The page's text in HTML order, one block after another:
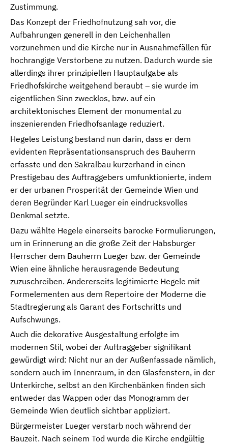
Zustimmung.
Das Konzept der Friedhofnutzung sah vor, die
Aufbahrungen generell in den Leichenhallen
vorzunehmen und die Kirche nur in Ausnahmefällen für
hochrangige Verstorbene zu nutzen. Dadurch wurde sie
allerdings ihrer prinzipiellen Hauptaufgabe als
Friedhofskirche weitgehend beraubt – sie wurde im
eigentlichen Sinn zwecklos, bzw. auf ein
architektonisches Element der monumental zu
inszenierenden Friedhofsanlage reduziert.
Hegeles Leistung bestand nun darin, dass er dem
evidenten Repräsentationsanspruch des Bauherrn
erfasste und den Sakralbau kurzerhand in einen
Prestigebau des Auftraggebers umfunktionierte, indem
er der urbanen Prosperität der Gemeinde Wien und
deren Begründer Karl Lueger ein eindrucksvolles
Denkmal setzte.
Dazu wählte Hegele einerseits barocke Formulierungen,
um in Erinnerung an die große Zeit der Habsburger
Herrscher dem Bauherrn Lueger bzw. der Gemeinde
Wien eine ähnliche herausragende Bedeutung
zuzuschreiben. Andererseits legitimierte Hegele mit
Formelementen aus dem Repertoire der Moderne die
Stadtregierung als Garant des Fortschritts und
Aufschwungs.
Auch die dekorative Ausgestaltung erfolgte im
modernen Stil, wobei der Auftraggeber signifikant
gewürdigt wird: Nicht nur an der Außenfassade nämlich,
sondern auch im Innenraum, in den Glasfenstern, in der
Unterkirche, selbst an den Kirchenbänken finden sich
entweder das Wappen oder das Monogramm der
Gemeinde Wien deutlich sichtbar appliziert.
Bürgermeister Lueger verstarb noch während der
Bauzeit. Nach seinem Tod wurde die Kirche endgültig